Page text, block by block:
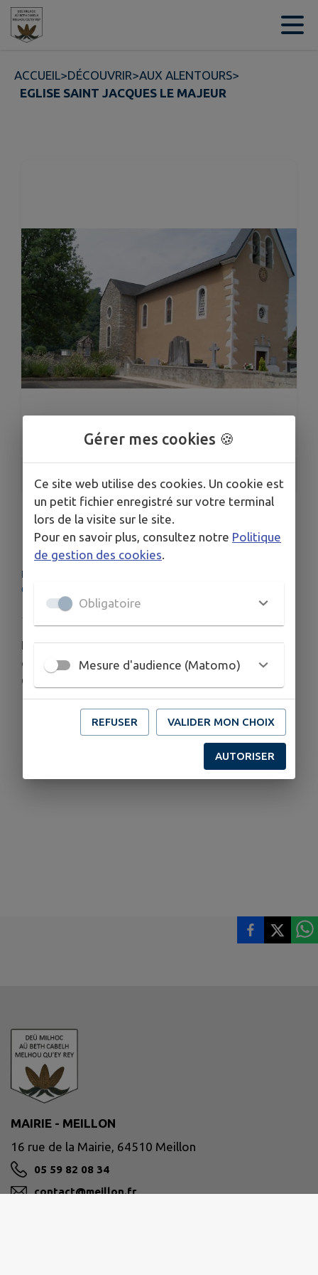
Contenu
ACCUEIL>DÉCOUVRIR>AUX ALENTOURS>
EGLISE SAINT JACQUES LE MAJEUR
Eglise Saint Jacques le majeur
LIEU
64110 Uzos
Eglise construite vers 1850. La grande peinture
de l' abside a été exécutée par Alfred Van de
Gejuchte en 1944
MAIRIE - MEILLON
16 rue de la Mairie, 64510 Meillon
05 59 82 08 34
contact@meillon.fr
Gérer mes cookies 🍪
Ce site web utilise des cookies. Un cookie est
un petit fichier enregistré sur votre terminal
lors de la visite sur le site.
Pour en savoir plus, consultez notre Politique
de gestion des cookies
Obligatoire
Mesure d'audience (Matomo)
REFUSER VALIDER MON CHOIX
AUTORISER